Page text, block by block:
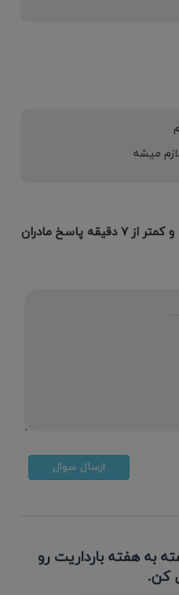
میشه
همین الان سوال خود را بپرسید و کمتر از ۷ دقیقه پاسخ مادران
ارسال سوال
به هفته بارداریت رو
کن.